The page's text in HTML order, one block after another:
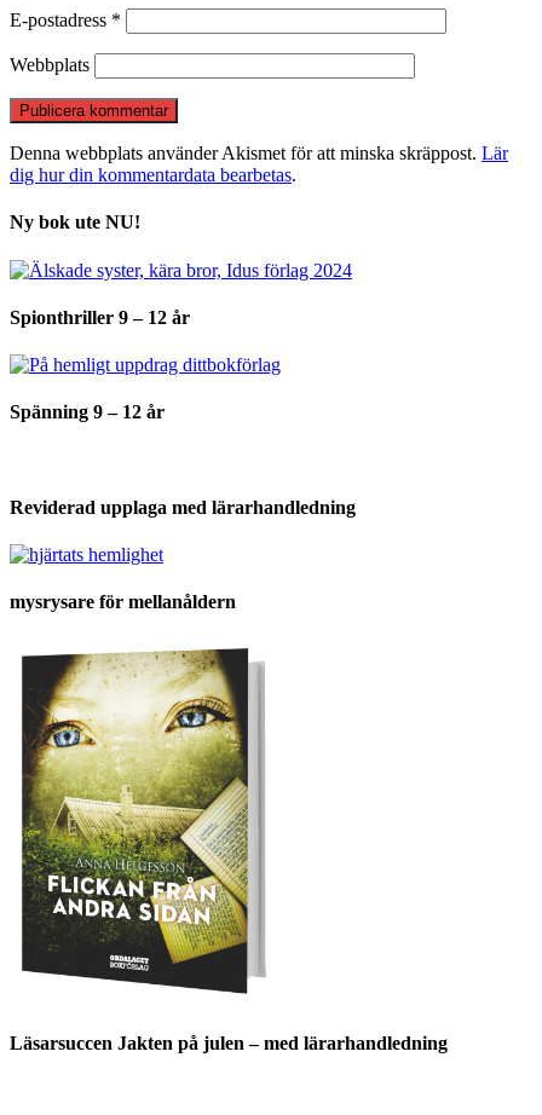
E-postadress *
Webbplats
Denna webbplats använder Akismet för att minska skräppost. Lär
dig hur din kommentardata bearbetas.
Ny bok ute NU!
Spionthriller 9 – 12 år
Spänning 9 – 12 år
Reviderad upplaga med lärarhandledning
mysrysare för mellanåldern
Läsarsuccen Jakten på julen – med lärarhandledning